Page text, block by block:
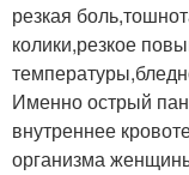
резкая
колики,резкое
Именно острый
внутреннее
организма